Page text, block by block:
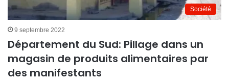
Société
9 septembre 2022
Département du Sud: Pillage dans un
magasin de produits alimentaires par
des manifestants